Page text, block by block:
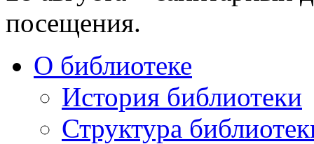
посещения.
О библиотеке
История библиотеки
Структура